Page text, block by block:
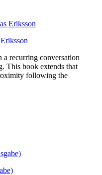
a recurring conversation
This book extends that
following the